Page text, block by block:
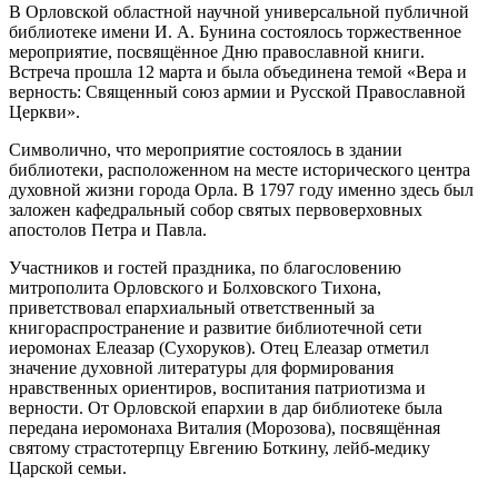
В Орловской областной научной универсальной публичной
библиотеке имени И. А. Бунина состоялось торжественное
мероприятие, посвящённое Дню православной книги.
Встреча прошла 12 марта и была объединена темой «Вера и
верность: Священный союз армии и Русской Православной
Церкви».
Символично, что мероприятие состоялось в здании
библиотеки, расположенном на месте исторического центра
духовной жизни города Орла. В 1797 году именно здесь был
заложен кафедральный собор святых первоверховных
апостолов Петра и Павла.
Участников и гостей праздника, по благословению
митрополита Орловского и Болховского Тихона,
приветствовал епархиальный ответственный за
книгораспространение и развитие библиотечной сети
иеромонах Елеазар (Сухоруков). Отец Елеазар отметил
значение духовной литературы для формирования
нравственных ориентиров, воспитания патриотизма и
верности. От Орловской епархии в дар библиотеке была
передана иеромонаха Виталия (Морозова), посвящённая
святому страстотерпцу Евгению Боткину, лейб-медику
Царской семьи.